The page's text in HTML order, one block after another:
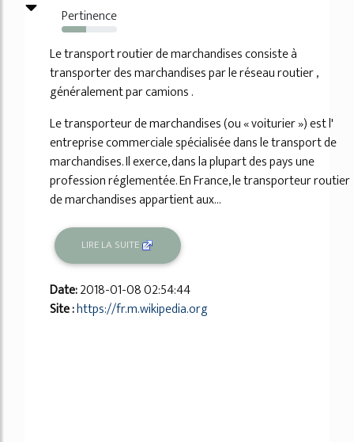
Pertinence
44%
Le transport routier de marchandises consiste à
transporter des marchandises par le réseau routier ,
généralement par camions .
Le transporteur de marchandises (ou « voiturier ») est l'
entreprise commerciale spécialisée dans le transport de
marchandises. Il exerce, dans la plupart des pays une
profession réglementée. En France, le transporteur routier
de marchandises appartient aux...
LIRE LA SUITE
Date:2018-01-08 02:54:44
Site :https://fr.m.wikipedia.org